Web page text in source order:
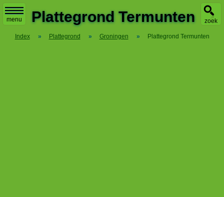
menu zoek
Plattegrond Termunten
Index » Plattegrond » Groningen » Plattegrond Termunten